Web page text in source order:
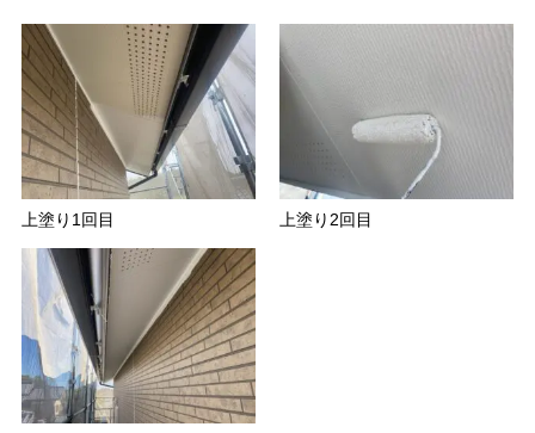
上塗り1回目 上塗り2回目